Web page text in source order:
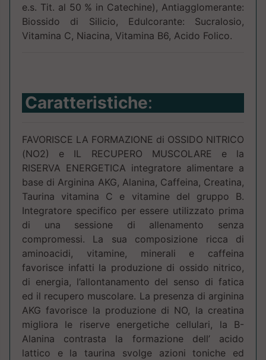
e.s. Tit. al 50 % in Catechine), Antiagglomerante:
Biossido di Silicio, Edulcorante: Sucralosio,
Vitamina C, Niacina, Vitamina B6, Acido Folico.
Caratteristiche:
FAVORISCE LA FORMAZIONE di OSSIDO NITRICO
(NO2) e IL RECUPERO MUSCOLARE e la
RISERVA ENERGETICA integratore alimentare a
base di Arginina AKG, Alanina, Caffeina, Creatina,
Taurina vitamina C e vitamine del gruppo B.
Integratore specifico per essere utilizzato prima
di una sessione di allenamento senza
compromessi. La sua composizione ricca di
aminoacidi, vitamine, minerali e caffeina
favorisce infatti la produzione di ossido nitrico,
di energia, l’allontanamento del senso di fatica
ed il recupero muscolare. La presenza di arginina
AKG favorisce la produzione di NO, la creatina
migliora le riserve energetiche cellulari, la B-
Alanina contrasta la formazione dell’ acido
lattico e la taurina svolge azioni toniche ed